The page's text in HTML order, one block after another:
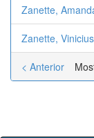
Zanette,
Zanette,
< Anterior